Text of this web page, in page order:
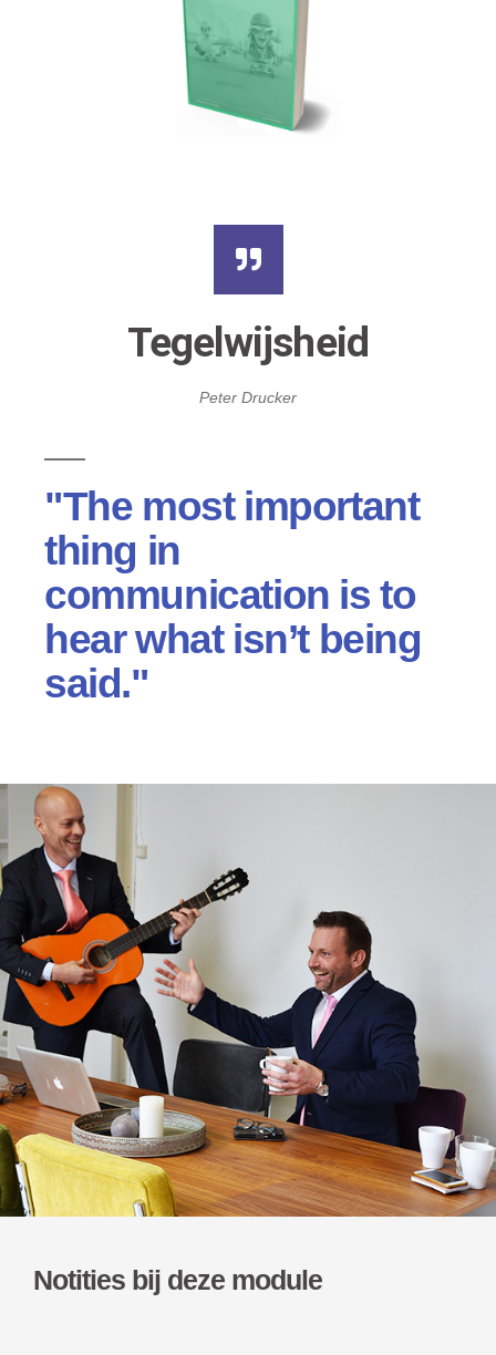
Tegelwijsheid
Peter Drucker
"The most important
thing in
communication is to
hear what isn’t being
said."
Notities bij deze module